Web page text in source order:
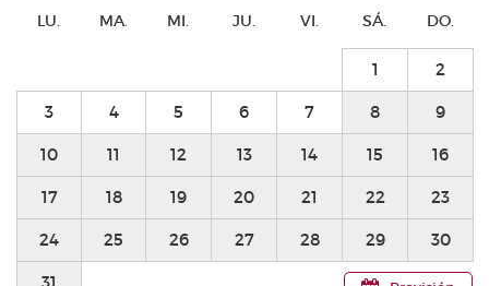
LU. MA. MI. JU. VI. SÁ. DO.
1 2
3 4 5 6 7 8 9
10 11 12 13 14 15 16
17 18 19 20 21 22 23
24 25 26 27 28 29 30